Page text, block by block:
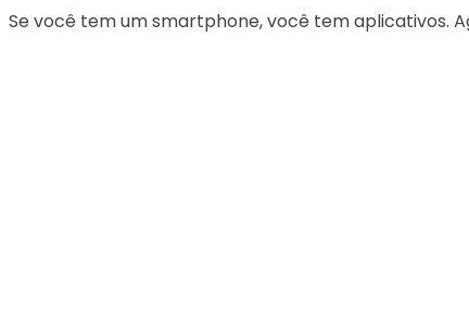
Se você tem um smartphone, você tem aplicativos.